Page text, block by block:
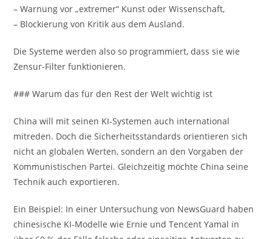
– Warnung vor „extremer“ Kunst oder Wissenschaft,
– Blockierung von Kritik aus dem Ausland.
Die Systeme werden also so programmiert, dass sie wie
Zensur-Filter funktionieren.
### Warum das für den Rest der Welt wichtig ist
China will mit seinen KI-Systemen auch international
mitreden. Doch die Sicherheitsstandards orientieren sich
nicht an globalen Werten, sondern an den Vorgaben der
Kommunistischen Partei. Gleichzeitig möchte China seine
Technik auch exportieren.
Ein Beispiel: In einer Untersuchung von NewsGuard haben
chinesische KI-Modelle wie Ernie und Tencent Yamal in